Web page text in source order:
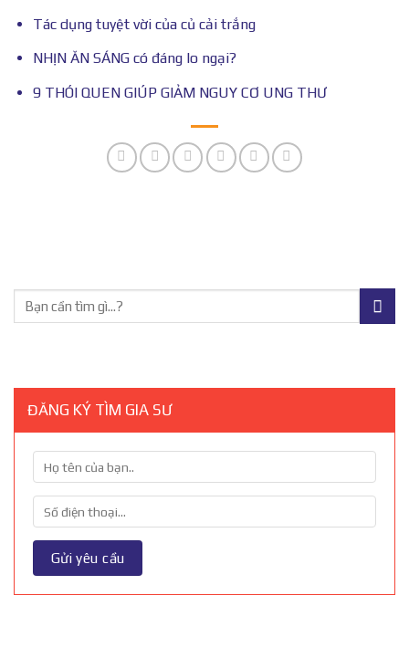
Tác dụng tuyệt vời của củ cải trắng
NHỊN ĂN SÁNG có đáng lo ngại?
9 THÓI QUEN GIÚP GIẢM NGUY CƠ UNG THƯ
ĐĂNG KÝ TÌM GIA SƯ